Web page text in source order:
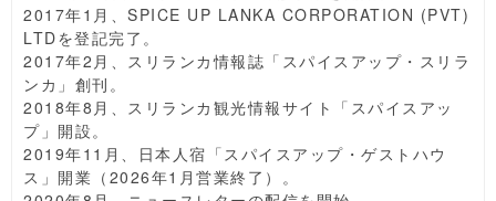
2017年1月、SPICE UP LANKA CORPORATION (PVT)
LTDを登記完了。
2017年2月、スリランカ情報誌「スパイスアップ・スリラ
ンカ」創刊。
2018年8月、スリランカ観光情報サイト「スパイスアッ
プ」開設。
2019年11月、日本人宿「スパイスアップ・ゲストハウ
ス」開業（2026年1月営業終了）。